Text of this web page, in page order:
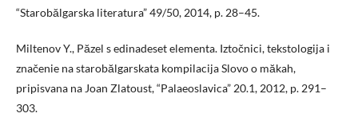
“Starobălgarska literatura” 49/50, 2014, p. 28–45.
Miltenov Y., Păzel s edinadeset elementa. Iztočnici, tekstologija i
značenie na starobălgarskata kompilacija Slovo o măkah,
pripisvana na Joan Zlatoust, “Palaeoslavica” 20.1, 2012, p. 291–
303.